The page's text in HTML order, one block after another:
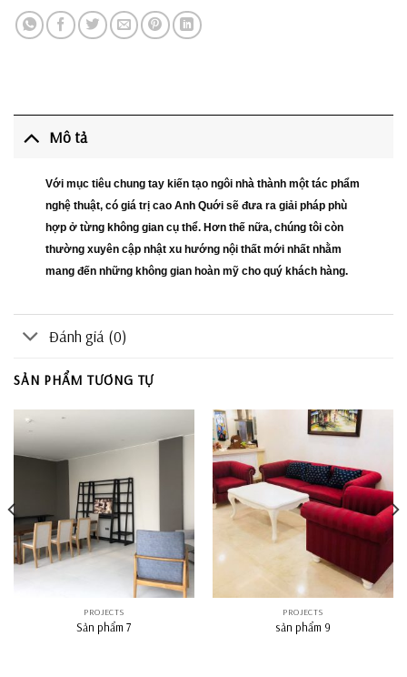
Mô tả
Với mục tiêu chung tay kiến tạo ngôi nhà thành một tác phẩm
nghệ thuật, có giá trị cao Anh Quới sẽ đưa ra giải pháp phù
hợp ở từng không gian cụ thể. Hơn thế nữa, chúng tôi còn
thường xuyên cập nhật xu hướng nội thất mới nhất nhằm
mang đến những không gian hoàn mỹ cho quý khách hàng.
Đánh giá (0)
SẢN PHẨM TƯƠNG TỰ
PROJECTS
Sản phẩm 7
PROJECTS
sản phẩm 9